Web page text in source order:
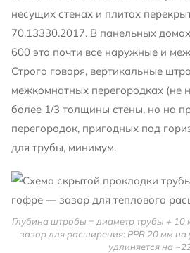
несущих стенах и плитах
70.13330.2017. В панельных
600 это почти все наружные и
Строго говоря, вертикальные
межкомнатных перегородках (не
более 1/3 толщины стены, но на
перегородок, пригодных под
для трубы, минимум.
Глубина штробы = диаметр трубы + 10
зазор для расширения: PPR 20 мм на
удлиняется на